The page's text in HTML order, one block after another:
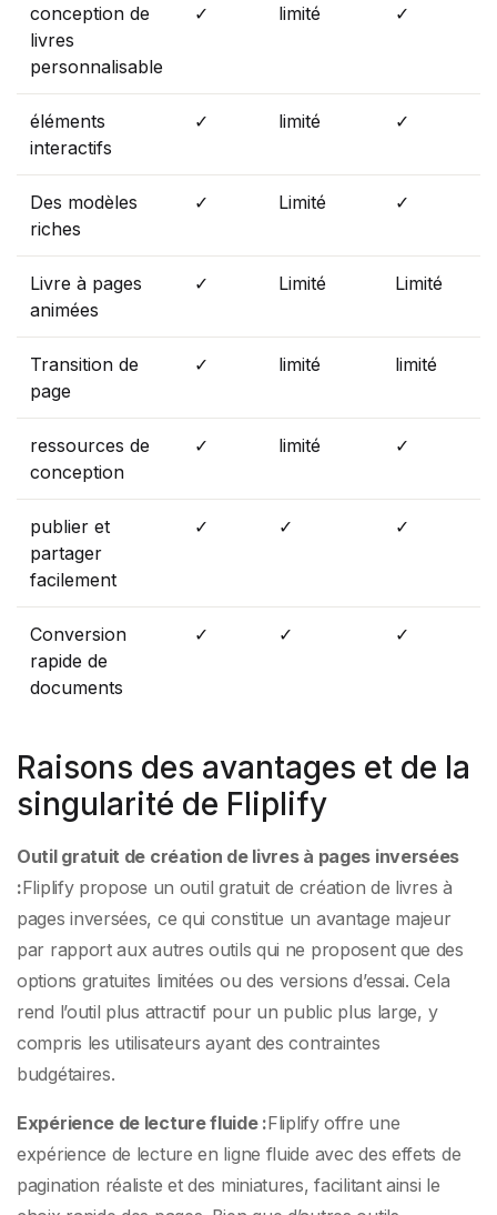
conception de
livres
personnalisable
✓ limité ✓
éléments
interactifs
✓ limité ✓
Des modèles
riches
✓ Limité ✓
Livre à pages
animées
✓ Limité Limité
Transition de
page
✓ limité limité
ressources de
conception
✓ limité ✓
publier et
partager
facilement
✓ ✓ ✓
Conversion
rapide de
documents
✓ ✓ ✓
Raisons des avantages et de la
singularité de Fliplify
Outil gratuit de création de livres à pages inversées
:Fliplify propose un outil gratuit de création de livres à
pages inversées, ce qui constitue un avantage majeur
par rapport aux autres outils qui ne proposent que des
options gratuites limitées ou des versions d’essai. Cela
rend l’outil plus attractif pour un public plus large, y
compris les utilisateurs ayant des contraintes
budgétaires.
Expérience de lecture fluide :Fliplify offre une
expérience de lecture en ligne fluide avec des effets de
pagination réaliste et des miniatures, facilitant ainsi le